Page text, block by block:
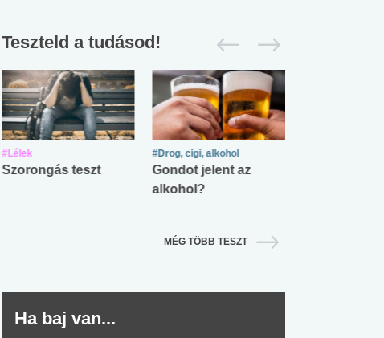
Teszteld a tudásod!
#Lélek
Szorongás teszt
#Drog, cigi, alkohol
Gondot jelent az
alkohol?
MÉG TÖBB TESZT
Ha baj van...